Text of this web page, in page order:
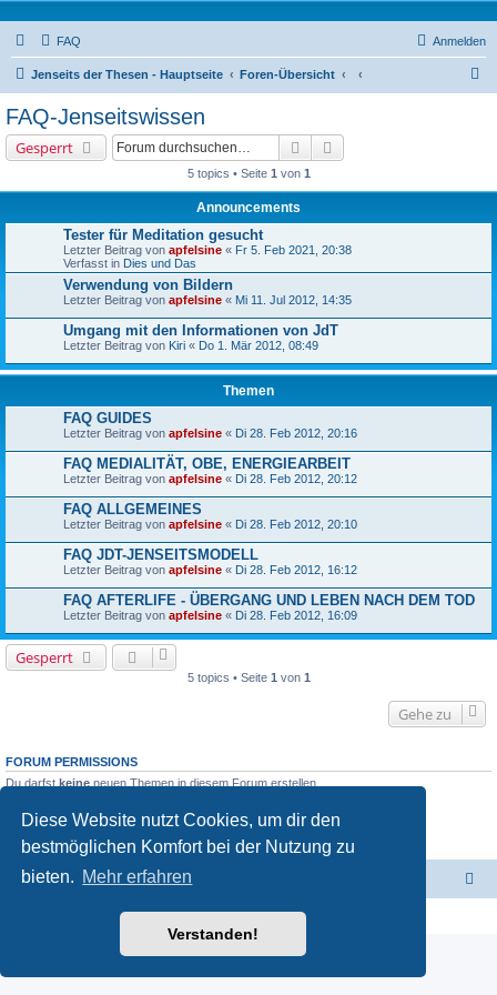
Diese Website nutzt Cookies, um dir den
bestmöglichen Komfort bei der Nutzung zu
bieten. Mehr erfahren
Verstanden!
FAQ Anmelden
Jenseits der Thesen - Hauptseite Foren-Übersicht
FAQ-Jenseitswissen
Gesperrt Suche
5 topics • Seite 1 von 1
Announcements
Tester für Meditation gesucht
Letzter Beitrag von apfelsine « Fr 5. Feb 2021, 20:38
Verfasst in Dies und Das
Verwendung von Bildern
Letzter Beitrag von apfelsine « Mi 11. Jul 2012, 14:35
Umgang mit den Informationen von JdT
Letzter Beitrag von Kiri « Do 1. Mär 2012, 08:49
Themen
FAQ GUIDES
Letzter Beitrag von apfelsine « Di 28. Feb 2012, 20:16
FAQ MEDIALITÄT, OBE, ENERGIEARBEIT
Letzter Beitrag von apfelsine « Di 28. Feb 2012, 20:12
FAQ ALLGEMEINES
Letzter Beitrag von apfelsine « Di 28. Feb 2012, 20:10
FAQ JDT-JENSEITSMODELL
Letzter Beitrag von apfelsine « Di 28. Feb 2012, 16:12
FAQ AFTERLIFE - ÜBERGANG UND LEBEN NACH DEM TOD
Letzter Beitrag von apfelsine « Di 28. Feb 2012, 16:09
Gesperrt
5 topics • Seite 1 von 1
Gehe zu
FORUM PERMISSIONS
Du darfst keine neuen Themen in diesem Forum erstellen.
Du darfst deine Beiträge in diesem Forum nicht ändern.
Du darfst deine Beiträge in diesem Forumnichtlöschen.
Du darfstkeine Dateianhänge in diesem Forum erstellen.
Jenseits der Thesen - Hauptseite
Powered byphpBB® Forum Software © phpBB Limited